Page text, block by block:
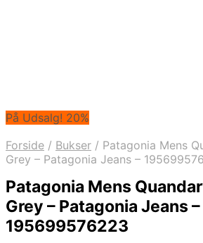
På Udsalg! 20%
Forside / Bukser / Patagonia Mens
Grey – Patagonia Jeans –
Patagonia Mens
Grey – Patagonia Jeans –
195699576223